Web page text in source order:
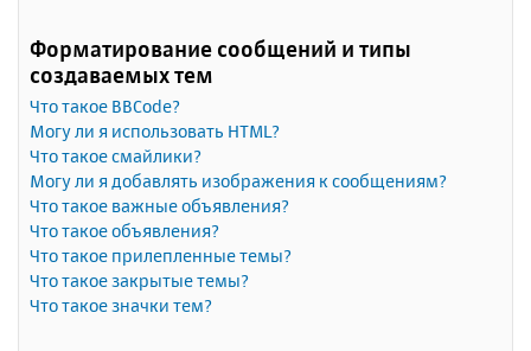
Форматирование сообщений и типы
создаваемых тем
Что такое BBCode?
Могу ли я использовать HTML?
Что такое смайлики?
Могу ли я добавлять изображения к сообщениям?
Что такое важные объявления?
Что такое объявления?
Что такое прилепленные темы?
Что такое закрытые темы?
Что такое значки тем?